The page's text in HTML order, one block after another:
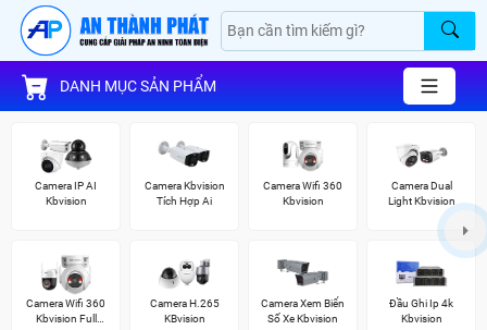
DANH MỤC SẢN PHẨM
Camera IP AI
Kbvision
Camera Kbvision
Tích Hợp Ai
Camera Wifi 360
Kbvision
Camera Dual
Light Kbvision
Camera Wifi 360
Kbvision Full
Camera H.265
KBvision
Camera Xem Biển
Số Xe Kbvision
Đầu Ghi Ip 4k
Kbvision